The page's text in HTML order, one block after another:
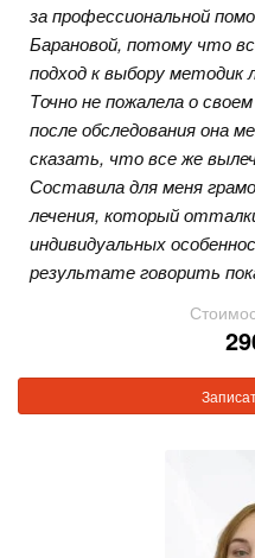
за профессиональной
Барановой, потому что
подход к выбору методик
Точно не пожалела о
после обследования она
сказать, что все же
Составила для меня
лечения, который
индивидуальных
результате говорить